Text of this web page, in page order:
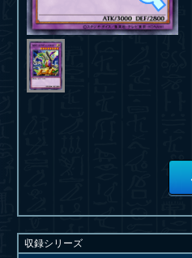
収録シリーズ